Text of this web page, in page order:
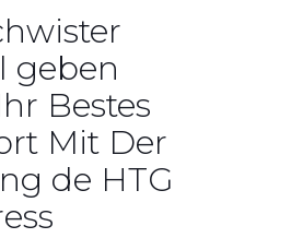
geben
Bestes
Mit Der
de HTG